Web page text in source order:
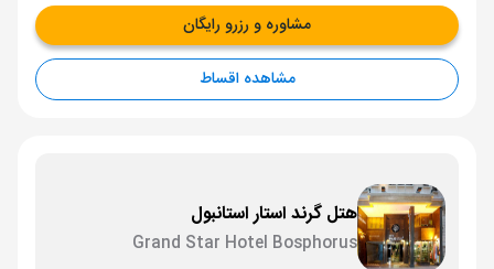
مشاوره و رزرو رایگان
مشاهده اقساط
هتل گرند استار استانبول
Grand Star Hotel Bosphorus